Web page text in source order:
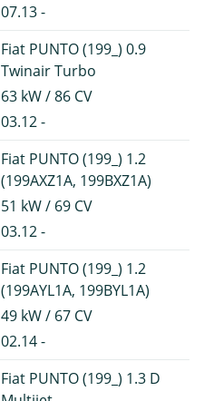
07.13 -
Fiat PUNTO (199_) 0.9
Twinair Turbo
63 kW / 86 CV
03.12 -
Fiat PUNTO (199_) 1.2
(199AXZ1A, 199BXZ1A)
51 kW / 69 CV
03.12 -
Fiat PUNTO (199_) 1.2
(199AYL1A, 199BYL1A)
49 kW / 67 CV
02.14 -
Fiat PUNTO (199_) 1.3 D